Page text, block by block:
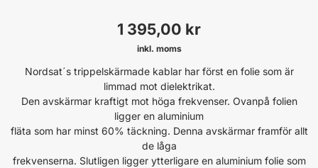
1 395,00 kr
inkl. moms
Nordsat´s trippelskärmade kablar har först en folie som är
limmad mot dielektrikat.
Den avskärmar kraftigt mot höga frekvenser. Ovanpå folien
ligger en aluminium
fläta som har minst 60% täckning. Denna avskärmar framför allt
de låga
frekvenserna. Slutligen ligger ytterligare en aluminium folie som